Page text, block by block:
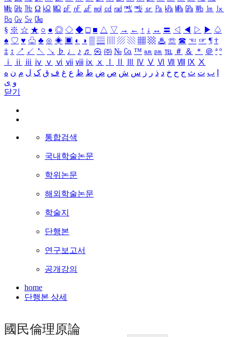
㎒ ㎓ ㎔ Ω ㏀ ㏁ ㎊ ㎋ ㎌ ㏖ ㏅ ㎭ ㎮ ㎯ ㏛ ㎩ ㎪ ㎫ ㎬ ㏝ ㏐
㏓
㏃ ㏉ ㏜ ㏆
§ ※ ☆ ★ ○ ● ◎ ◇ ◆ □ ■ △ ▽ → ← ↑ ↓ ↔ 〓 ◁ ◀ ▷ ▶ ♤
♠ ♡ ♥ ♧ ♣ ⊙ ◈ ▣ ◐ ◑ ▒ ▤ ▨ ▧ ▦ ▩ ♨ ☏ ☎ ☜ ☞ ¶ †
‡ ↕ ↗ ↙ ↖ ↘ ♭ ♩ ♪ ♬ ㉿ ㈜ № ㏇ ™ ㏂ ㏘ ℡ ＃ ＆ ＊ ＠ ª º
ⅰ
ⅱ ⅲ ⅳ ⅴ ⅵ ⅶ ⅷ ⅸ ⅹ Ⅳ Ⅴ Ⅵ Ⅶ Ⅷ Ⅸ Ⅹ
ب ت ث ج ح خ د ذ ر ز س ش ص ض ط ظ ع غ ف ق ک ل م ن ه
و ی
닫기
통합검색
국내학술논문
학위논문
해외학술논문
학술지
단행본
연구보고서
공개강의
home
단행본 상세
國民倫理原論